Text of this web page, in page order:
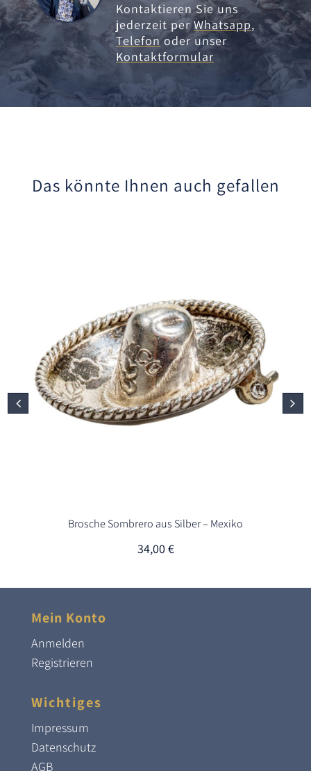
Kontaktieren Sie uns
jederzeit perWhatsapp,
Telefonoder unser
Kontaktformular
Das könnte Ihnen auch gefallen
Brosche Sombrero aus Silber – Mexiko
34,00 €
Mein Konto
Anmelden
Registrieren
Wichtiges
Impressum
Datenschutz
AGB